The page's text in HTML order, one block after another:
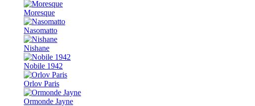
Moresque
Nasomatto
Nishane
Nobile 1942
Orlov Paris
Ormonde Jayne